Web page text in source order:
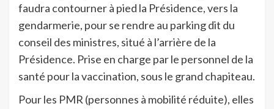
faudra contourner à pied la Présidence, vers la
gendarmerie, pour se rendre au parking dit du
conseil des ministres, situé à l’arrière de la
Présidence. Prise en charge par le personnel de la
santé pour la vaccination, sous le grand chapiteau.
Pour les PMR (personnes à mobilité réduite), elles